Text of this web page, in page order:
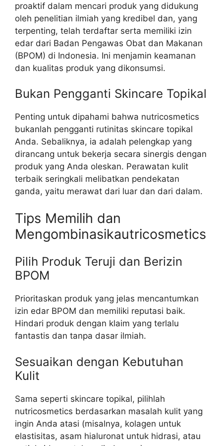
proaktif dalam mencari produk yang didukung
oleh penelitian ilmiah yang kredibel dan, yang
terpenting, telah terdaftar serta memiliki izin
edar dari Badan Pengawas Obat dan Makanan
(BPOM) di Indonesia. Ini menjamin keamanan
dan kualitas produk yang dikonsumsi.
Bukan Pengganti Skincare Topikal
Penting untuk dipahami bahwa nutricosmetics
bukanlah pengganti rutinitas skincare topikal
Anda. Sebaliknya, ia adalah pelengkap yang
dirancang untuk bekerja secara sinergis dengan
produk yang Anda oleskan. Perawatan kulit
terbaik seringkali melibatkan pendekatan
ganda, yaitu merawat dari luar dan dari dalam.
Tips Memilih dan
Mengombinasikautricosmetics
Pilih Produk Teruji dan Berizin
BPOM
Prioritaskan produk yang jelas mencantumkan
izin edar BPOM dan memiliki reputasi baik.
Hindari produk dengan klaim yang terlalu
fantastis dan tanpa dasar ilmiah.
Sesuaikan dengan Kebutuhan
Kulit
Sama seperti skincare topikal, pilihlah
nutricosmetics berdasarkan masalah kulit yang
ingin Anda atasi (misalnya, kolagen untuk
elastisitas, asam hialuronat untuk hidrasi, atau